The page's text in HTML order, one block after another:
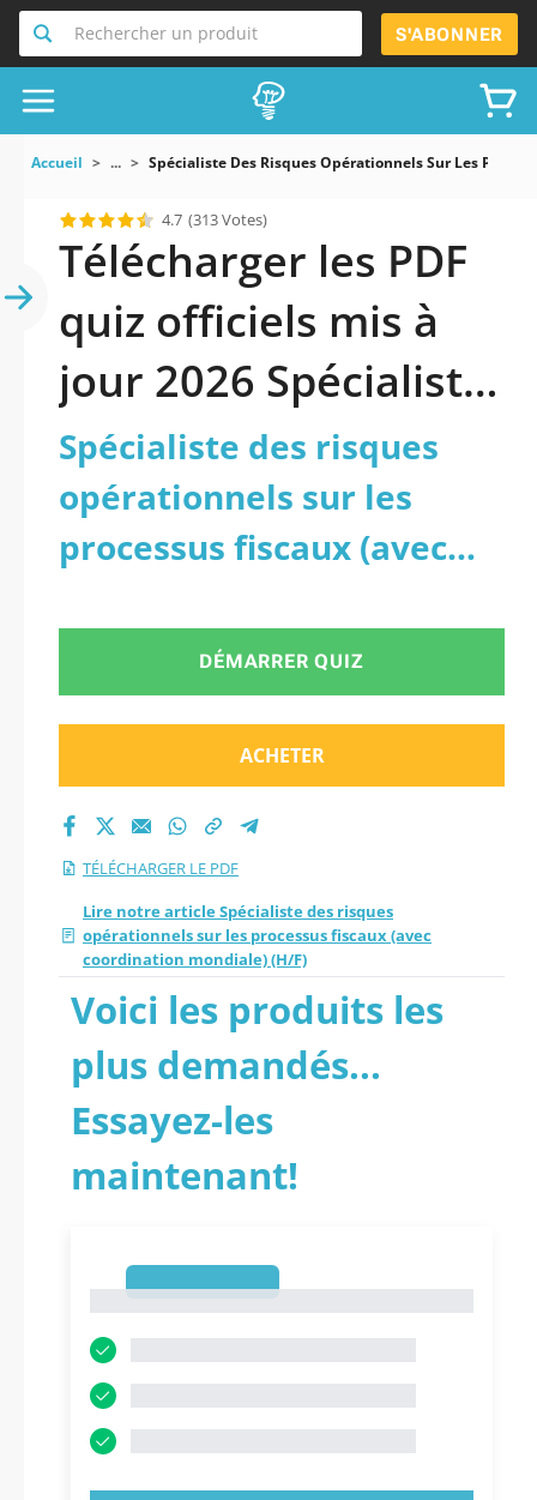
Rechercher un produit S'ABONNER
Accueil ... Spécialiste Des Risques Opérationnels Sur Les
4.7 (313 Votes)
Télécharger les PDF
quiz officiels mis à
jour 2026 Spécialiste
des risques
opérationnels sur les
processus fiscaux
(avec coordination
mondiale) (H/F).
Spécialiste des risques
opérationnels sur les
processus fiscaux (avec
(H/F) - PDFDÉMARRER QUIZ
ACHETER
TÉLÉCHARGER LE PDF
Lire notre article Spécialiste des risques
opérationnels sur les processus fiscaux (avec
coordination mondiale) (H/F)
Voici les produits les
plus demandés...
Essayez-les
maintenant!